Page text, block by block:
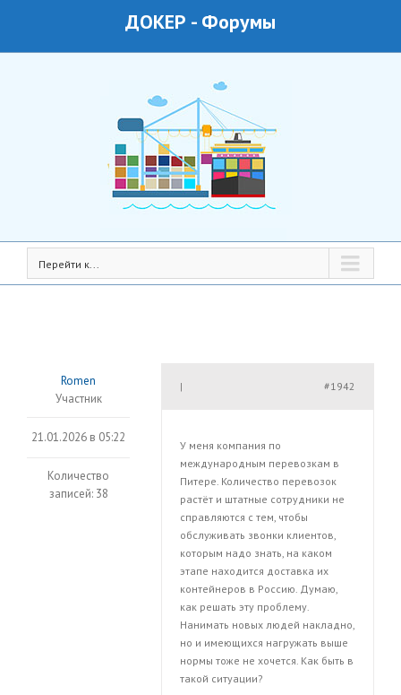
ДОКЕР - Форумы
Перейти к...
Romen
Участник
21.01.2026 в 05:22
Количество
записей: 38
#1942
|
У меня компания по
международным перевозкам в
Питере. Количество перевозок
растёт и штатные сотрудники не
справляются с тем, чтобы
обслуживать звонки клиентов,
которым надо знать, на каком
этапе находится доставка их
контейнеров в Россию. Думаю,
как решать эту проблему.
Нанимать новых людей накладно,
но и имеющихся нагружать выше
нормы тоже не хочется. Как быть в
такой ситуации?